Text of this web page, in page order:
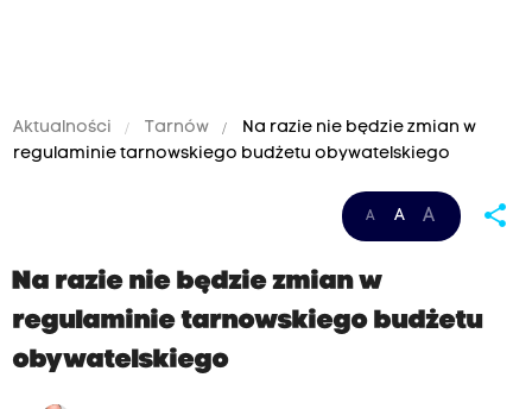
Aktualności Tarnów
Na razie nie będzie zmian w
regulaminie tarnowskiego budżetu obywatelskiego
A A A share
Na razie nie będzie zmian w
regulaminie tarnowskiego budżetu
obywatelskiego